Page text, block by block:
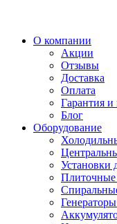
О компании
Акции
Отзывы
Доставка
Оплата
Гарантия и
Блог
Оборудование
Установки
Плиточные